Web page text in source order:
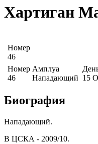
Хартиган
Номер
46
Номер
46
Амплуа
Нападающий 15
Биография
Нападающий.
В ЦСКА - 2009/10.